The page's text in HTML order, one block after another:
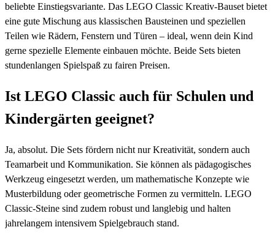
beliebte Einstiegsvariante. Das LEGO Classic Kreativ-Bauset bietet
eine gute Mischung aus klassischen Bausteinen und speziellen
Teilen wie Rädern, Fenstern und Türen – ideal, wenn dein Kind
gerne spezielle Elemente einbauen möchte. Beide Sets bieten
stundenlangen Spielspaß zu fairen Preisen.
Ist LEGO Classic auch für Schulen und
Kindergärten geeignet?
Ja, absolut. Die Sets fördern nicht nur Kreativität, sondern auch
Teamarbeit und Kommunikation. Sie können als pädagogisches
Werkzeug eingesetzt werden, um mathematische Konzepte wie
Musterbildung oder geometrische Formen zu vermitteln. LEGO
Classic-Steine sind zudem robust und langlebig und halten
jahrelangem intensivem Spielgebrauch stand.